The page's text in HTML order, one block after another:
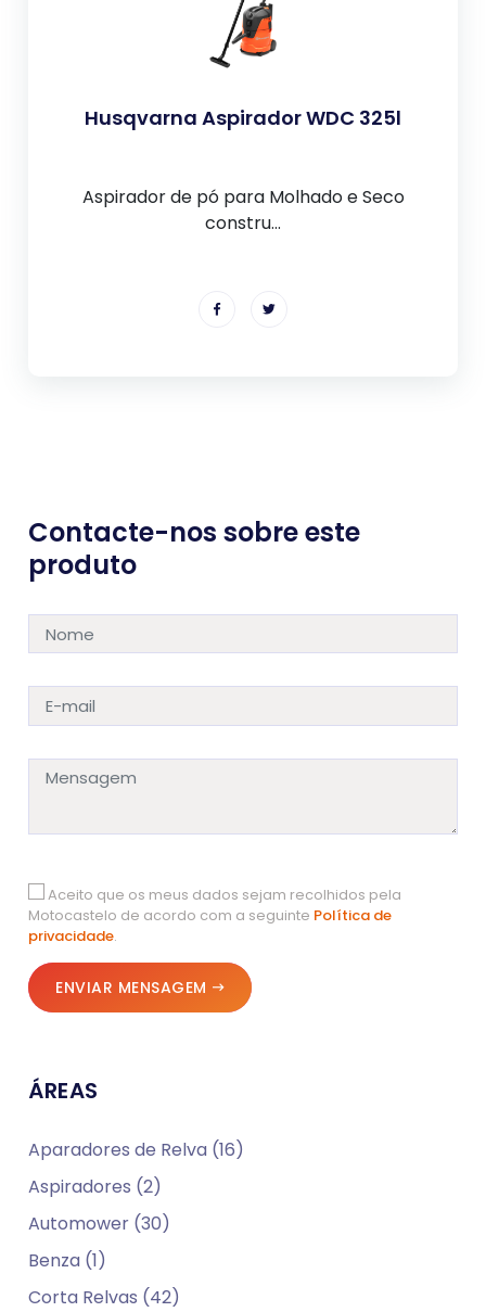
Husqvarna Aspirador WDC 325l
Aspirador de pó para Molhado e Seco
constru...
Contacte-nos sobre este
produto
Aceito que os meus dados sejam recolhidos pela
Motocastelo de acordo com a seguinte Política de
privacidade.
ENVIAR MENSAGEM
ÁREAS
Aparadores de Relva (16)
Aspiradores (2)
Automower (30)
Benza (1)
Corta Relvas (42)